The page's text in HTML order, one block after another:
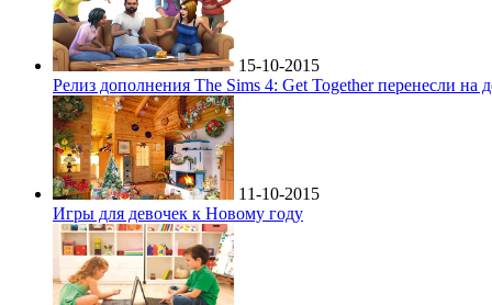
15-10-2015
Релиз дополнения The Sims 4: Get Together перенесли на
11-10-2015
Игры для девочек к Новому году